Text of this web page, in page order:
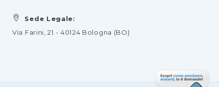
Sede Legale:
Via Farini, 21 - 40124 Bologna (BO)